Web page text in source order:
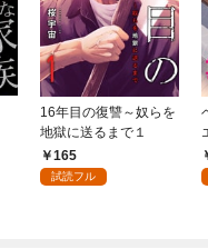
16年目の復讐～奴らを
地獄に送るまで１
165
試読フル